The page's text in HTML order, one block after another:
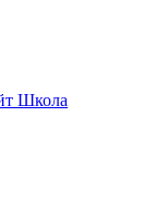
Школа